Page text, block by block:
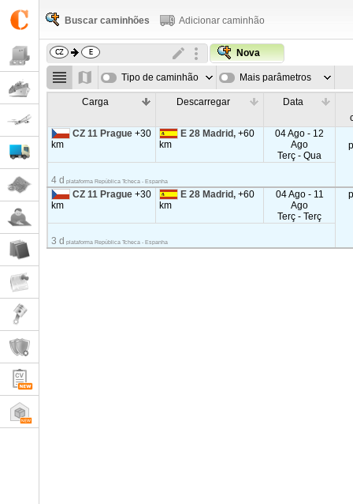
Buscar caminhões Adicionar caminhão
Nova
Tipo de caminhão Mais parâmetros
Carga Descarregar
Data
CZ 11 Prague+30
km
E 28 Madrid,+60
km
04 Ago - 12
Ago
Terç - Qua
4 d plataforma República Tcheca - Espanha
CZ 11 Prague+30
km
E 28 Madrid,+60
km
04 Ago - 11
Ago
Terç - Terç
3 d plataforma República Tcheca - Espanha